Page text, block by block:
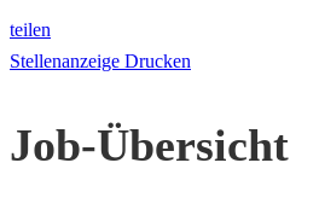
teilen
Stellenanzeige Drucken
Job-Übersicht